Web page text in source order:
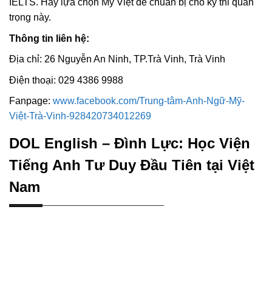
IELTS. Hãy lựa chọn Mỹ Việt để chuẩn bị cho kỳ thi quan
trọng này.
Thông tin liên hệ:
Địa chỉ: 26 Nguyễn An Ninh, TP.Trà Vinh, Trà Vinh
Điện thoại: 029 4386 9988
Fanpage: www.facebook.com/Trung-tâm-Anh-Ngữ-Mỹ-
Việt-Trà-Vinh-928420734012269
DOL English – Đình Lực: Học Viện
Tiếng Anh Tư Duy Đầu Tiên tại Việt
Nam